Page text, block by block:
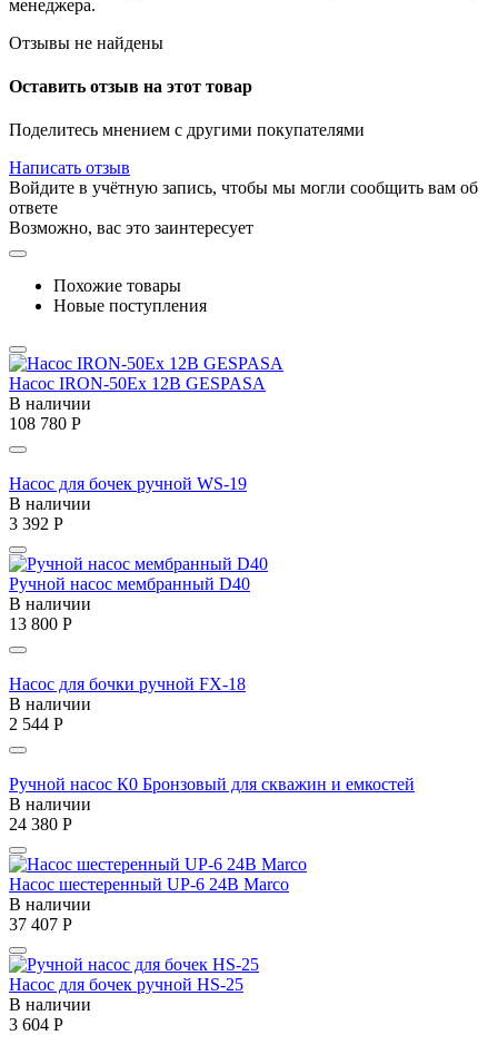
менеджера.
Отзывы не найдены
Оставить отзыв на этот товар
Поделитесь мнением с другими покупателями
Написать отзыв
Войдите в учётную запись, чтобы мы могли сообщить вам об
ответе
Возможно, вас это заинтересует
Похожие товары
Новые поступления
Насос IRON-50Ex 12В GESPASA
В наличии
108 780 Р
Насос для бочек ручной WS-19
В наличии
3 392 Р
Ручной насос мембранный D40
В наличии
13 800 Р
Насос для бочки ручной FX-18
В наличии
2 544 Р
Ручной насос К0 Бронзовый для скважин и емкостей
В наличии
24 380 Р
Насос шестеренный UP-6 24В Marco
В наличии
37 407 Р
Насос для бочек ручной HS-25
В наличии
3 604 Р